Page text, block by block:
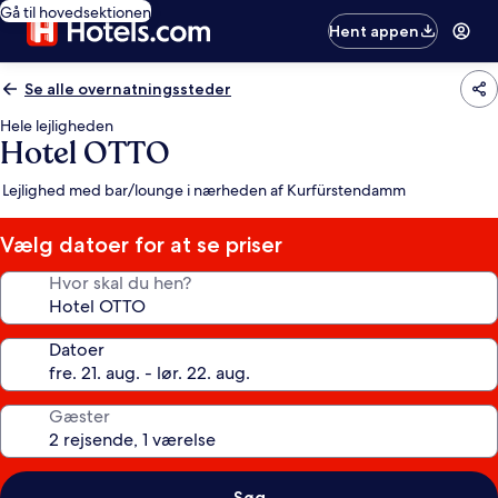
Gå til hovedsektionen
Hent appen
Se alle overnatningssteder
Hele lejligheden
Hotel OTTO
Lejlighed med bar/lounge i nærheden af Kurfürstendamm
Vælg datoer for at se priser
Hvor skal du hen?
Datoer
Gæster